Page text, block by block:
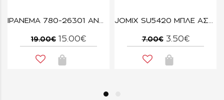
IPANEMA 780-26301 ΑΝΘΡΑΚΙ
19.00€ 15.00€
JOMIX SU5420 ΜΠΛΕ ΑΣΤΕΡΙΑ
7.00€ 3.50€